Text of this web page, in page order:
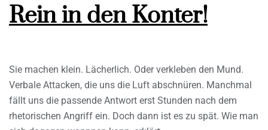
Rein in den Konter!
Sie machen klein. Lächerlich. Oder verkleben den Mund.
Verbale Attacken, die uns die Luft abschnüren. Manchmal
fällt uns die passende Antwort erst Stunden nach dem
rhetorischen Angriff ein. Doch dann ist es zu spät. Wie man